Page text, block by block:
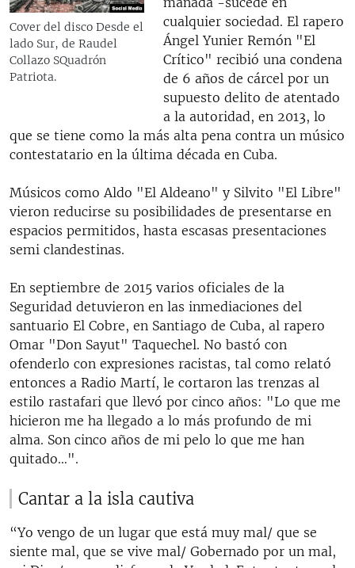
Cover del disco Desde el
lado Sur, de Raudel
Collazo SQuadrón
Patriota.
cualquier sociedad. El rapero
Ángel Yunier Remón "El
Crítico" recibió una condena
de 6 años de cárcel por un
supuesto delito de atentado
a la autoridad, en 2013, lo
que se tiene como la más alta pena contra un músico
contestatario en la última década en Cuba.
Músicos como Aldo "El Aldeano" y Silvito "El Libre"
vieron reducirse su posibilidades de presentarse en
espacios permitidos, hasta escasas presentaciones
semi clandestinas.
En septiembre de 2015 varios oficiales de la
Seguridad detuvieron en las inmediaciones del
santuario El Cobre, en Santiago de Cuba, al rapero
Omar "Don Sayut" Taquechel. No bastó con
ofenderlo con expresiones racistas, tal como relató
entonces a Radio Martí, le cortaron las trenzas al
estilo rastafari que llevó por cinco años: "Lo que me
hicieron me ha llegado a lo más profundo de mi
alma. Son cinco años de mi pelo lo que me han
quitado…".
Cantar a la isla cautiva
“Yo vengo de un lugar que está muy mal/ que se
siente mal, que se vive mal/ Gobernado por un mal,